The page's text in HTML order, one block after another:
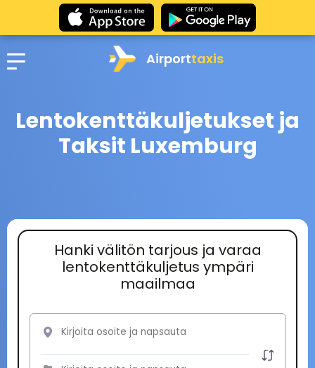
Airporttaxis
Lentokenttäkuljetukset ja
Taksit Luxemburg
Hanki välitön tarjous ja varaa
lentokenttäkuljetus ympäri
maailmaa